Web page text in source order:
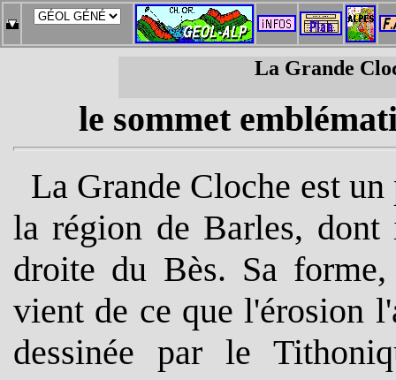
La Grande
le sommet
La Grande Cloche est
la région de Barles,
droite du Bès. Sa
vient de ce que l'érosion
dessinée par le